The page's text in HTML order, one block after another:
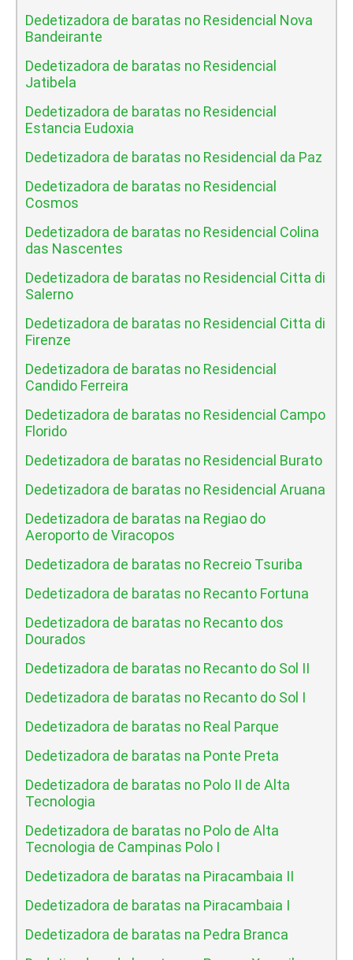
Dedetizadora de baratas no Residencial Nova
Bandeirante
Dedetizadora de baratas no Residencial
Jatibela
Dedetizadora de baratas no Residencial
Estancia Eudoxia
Dedetizadora de baratas no Residencial da Paz
Dedetizadora de baratas no Residencial
Cosmos
Dedetizadora de baratas no Residencial Colina
das Nascentes
Dedetizadora de baratas no Residencial Citta di
Salerno
Dedetizadora de baratas no Residencial Citta di
Firenze
Dedetizadora de baratas no Residencial
Candido Ferreira
Dedetizadora de baratas no Residencial Campo
Florido
Dedetizadora de baratas no Residencial Burato
Dedetizadora de baratas no Residencial Aruana
Dedetizadora de baratas na Regiao do
Aeroporto de Viracopos
Dedetizadora de baratas no Recreio Tsuriba
Dedetizadora de baratas no Recanto Fortuna
Dedetizadora de baratas no Recanto dos
Dourados
Dedetizadora de baratas no Recanto do Sol II
Dedetizadora de baratas no Recanto do Sol I
Dedetizadora de baratas no Real Parque
Dedetizadora de baratas na Ponte Preta
Dedetizadora de baratas no Polo II de Alta
Tecnologia
Dedetizadora de baratas no Polo de Alta
Tecnologia de Campinas Polo I
Dedetizadora de baratas na Piracambaia II
Dedetizadora de baratas na Piracambaia I
Dedetizadora de baratas na Pedra Branca